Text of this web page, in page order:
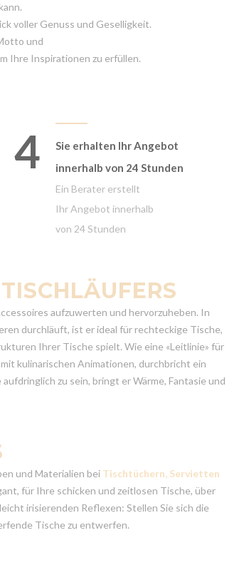
voller Genuss und Geselligkeit.
und
Ihre Inspirationen zu erfüllen.
4
Sie erhalten Ihr Angebot
innerhalb von 24 Stunden
Ein Berater erstellt
Ihr Angebot innerhalb
von 24 Stunden
aufzuwerten und hervorzuheben. In
durchläuft, ist er ideal für rechteckige Tische,
Ihrer Tische spielt. Wie eine «Leitlinie» für
kulinarischen Animationen, durchbricht ein
zu sein, bringt er Wärme, Fantasie und
und Materialien bei Tischtüchern, Servietten
für Ihre schicken und zeitlosen Tische, über
irisierenden Reflexen: Stellen Sie sich die
Tische zu entwerfen.